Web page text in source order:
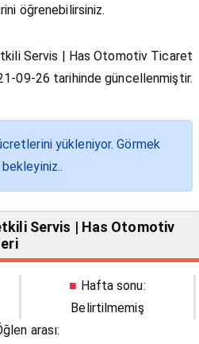
öğrenebilirsiniz.
Servis | Has Otomotiv Ticaret
09-26 tarihinde güncellenmiştir.
yükleniyor. Görmek
Servis | Has Otomotiv
■ Hafta sonu:
Belirtilmemiş
arası: